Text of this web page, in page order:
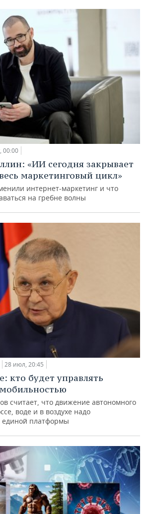
00:00
«ИИ сегодня закрывает
маркетинговый цикл»
интернет-маркетинг и что
на гребне волны
28 июл, 20:45
кто будет управлять
считает, что движение автономного
воде и в воздухе надо
единой платформы